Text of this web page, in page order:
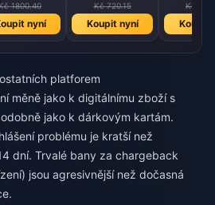
1800.40
nyní
Kč 720.15
Koupit nyní
Kč
Koupit
platforem
měně jako k digitálnímu zboží s
jako k dárkovým kartám.
problému je kratší než
dní. Trvalé bany za chargeback
jsou agresivnější než dočasná